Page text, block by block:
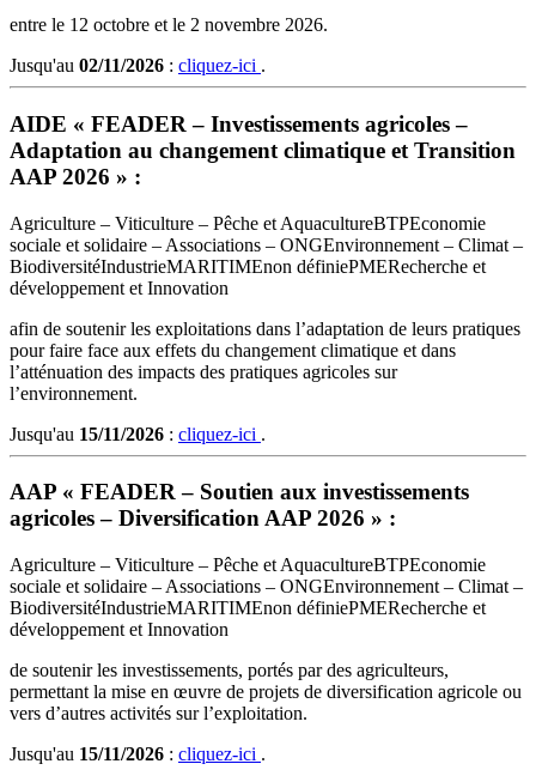
entre le 12 octobre et le 2 novembre 2026.
Jusqu'au 02/11/2026 : cliquez-ici .
AIDE « FEADER – Investissements agricoles –
Adaptation au changement climatique et Transition
AAP 2026 » :
Agriculture – Viticulture – Pêche et AquacultureBTPEconomie
sociale et solidaire – Associations – ONGEnvironnement – Climat –
BiodiversitéIndustrieMARITIMEnon définiePMERecherche et
développement et Innovation
afin de soutenir les exploitations dans l’adaptation de leurs pratiques
pour faire face aux effets du changement climatique et dans
l’atténuation des impacts des pratiques agricoles sur
l’environnement.
Jusqu'au 15/11/2026 : cliquez-ici .
AAP « FEADER – Soutien aux investissements
agricoles – Diversification AAP 2026 » :
Agriculture – Viticulture – Pêche et AquacultureBTPEconomie
sociale et solidaire – Associations – ONGEnvironnement – Climat –
BiodiversitéIndustrieMARITIMEnon définiePMERecherche et
développement et Innovation
de soutenir les investissements, portés par des agriculteurs,
permettant la mise en œuvre de projets de diversification agricole ou
vers d’autres activités sur l’exploitation.
Jusqu'au 15/11/2026 : cliquez-ici .